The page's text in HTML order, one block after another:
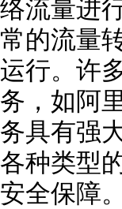
络流量进
常的流量
运行。许
务，如阿
务具有强
各种类型
安全保障